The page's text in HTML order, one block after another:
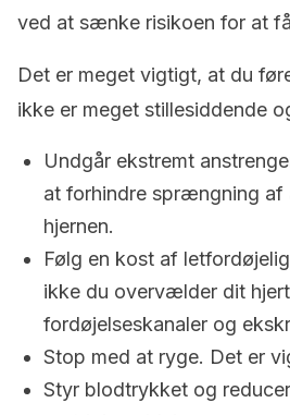
ved at sænke risikoen for at
Det er meget vigtigt, at du
ikke er meget stillesiddende
Undgår ekstremt
at forhindre sprængning af
hjernen.
Følg en kost af
ikke du overvælder dit
fordøjelseskanaler og
Stop med at ryge. Det er
Styr blodtrykket og